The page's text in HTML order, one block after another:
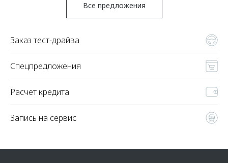
Все предложения
Заказ тест-драйва
Спецпредложения
Расчет кредита
Запись на сервис